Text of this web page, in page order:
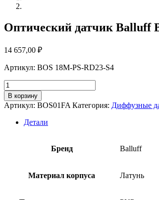
Оптический датчик Balluff
14 657,00 ₽
Артикул: BOS 18M-PS-RD23-S4
Количество
товара
Оптический
датчик
Balluff
В корзину
Артикул: BOS01FA Категория: Диффузные
Детали
Бренд Balluff
Материал корпуса Латунь